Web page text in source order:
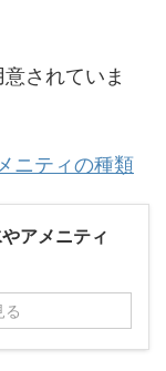
されていま
ニティの種類
アメニティ
る